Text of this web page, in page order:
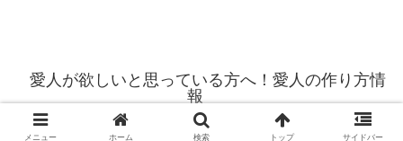
愛人が欲しいと思っている方へ！愛人の作り方情
報
© 2021 愛人が欲しいと思っている方へ！愛人の作り方情報.
メニュー ホーム 検索 トップ サイドバー